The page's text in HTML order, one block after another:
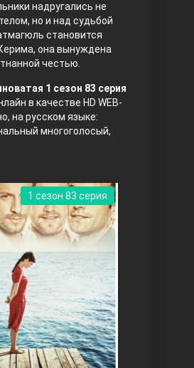
Эртугрул
холм
надругались не
но и над судьбой
становится
она вынуждена
честью.
1 сезон 83 серия
в качестве HD WEB-
на русском языке:
многоголосый,
1 сезон 83 серия